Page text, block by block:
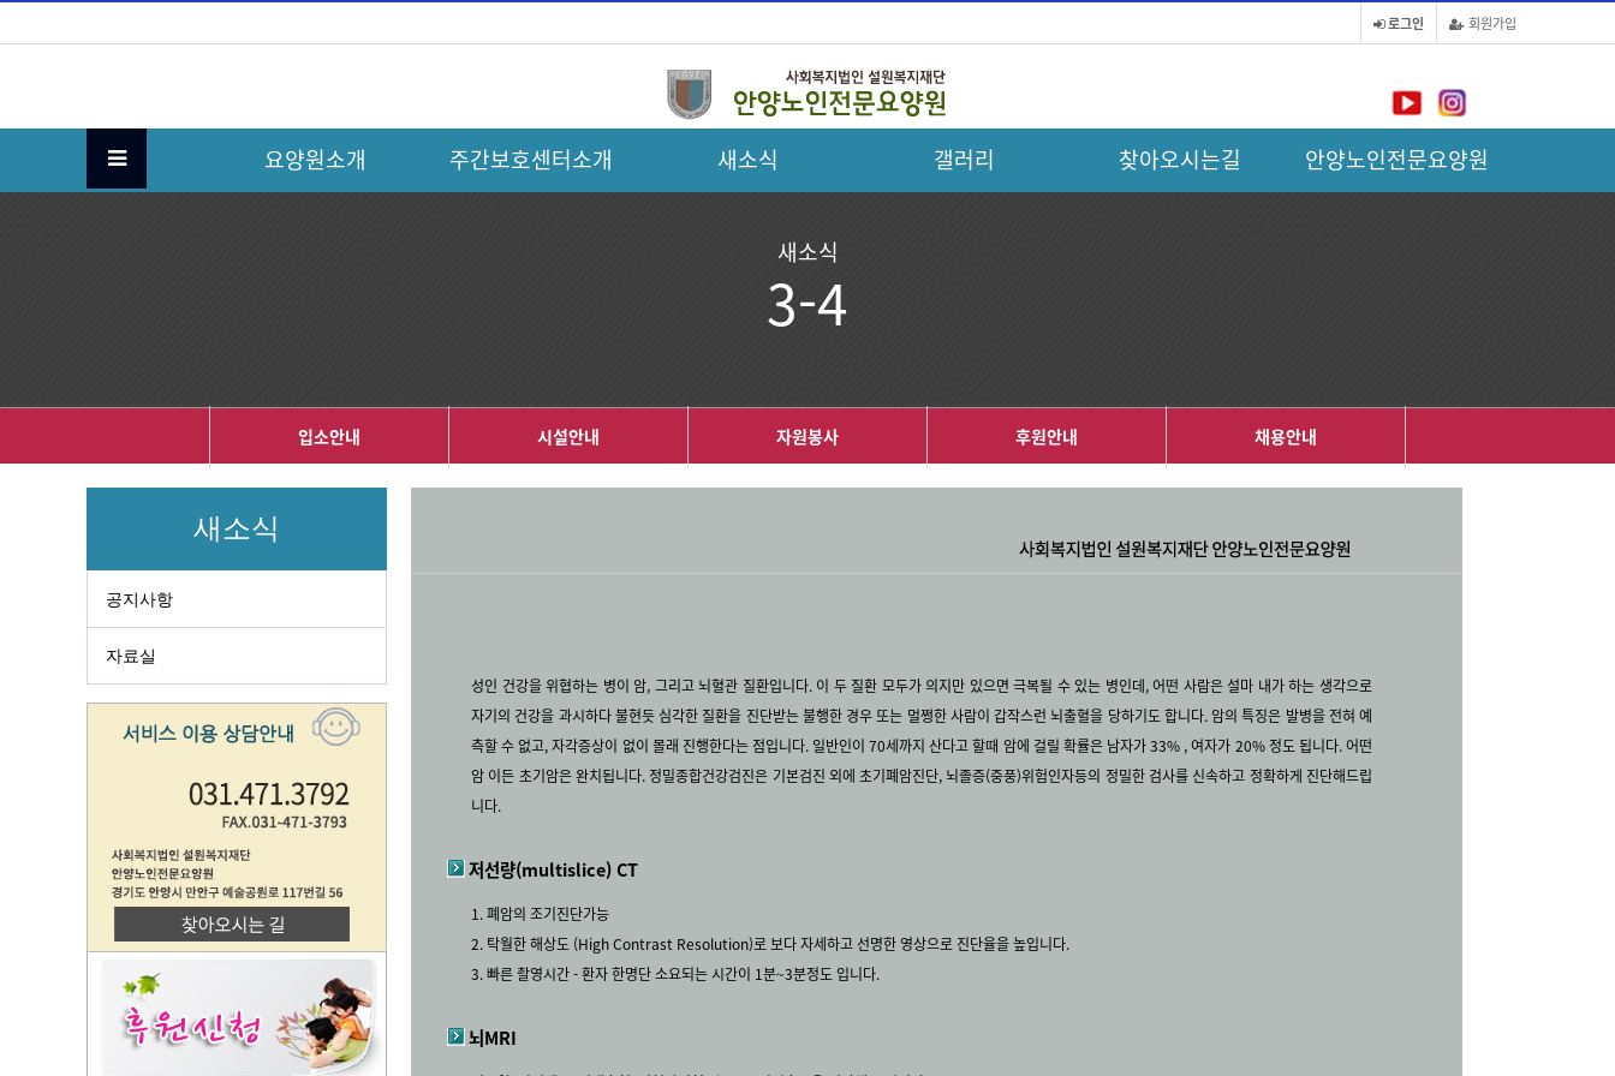
회원가입
로그인
요양원소개 주간보호센터소개 새소식 갤러리 찾아오시는길 안양노인전문요양원
새소식
3-4
입소안내 시설안내 자원봉사 후원안내 채용안내
새소식
공지사항
자료실
성인 건강을 위협하는 병이 암, 그리고 뇌혈관 질환입니다. 이 두 질환 모두가 의지만 있으면 극복될 수 있는 병인데, 어떤 사람은 설마 내가 하는 생각으로
자기의 건강을 과시하다 불현듯 심각한 질환을 진단받는 불행한 경우 또는 멀쩡한 사람이 갑작스런 뇌출혈을 당하기도 합니다. 암의 특징은 발병을 전혀 예
측할 수 없고, 자각증상이 없이 몰래 진행한다는 점입니다. 일반인이 70세까지 산다고 할때 암에 걸릴 확률은 남자가 33% , 여자가 20% 정도 됩니다. 어떤
암 이든 초기암은 완치됩니다. 정밀종합건강검진은 기본검진 외에 초기폐암진단, 뇌졸증(중풍)위험인자등의 정밀한 검사를 신속하고 정확하게 진단해드립
니다.
저선량(multislice) CT
1. 폐암의 조기진단가능
2. 탁월한 해상도 (High Contrast Resolution)로 보다 자세하고 선명한 영상으로 진단율을 높입니다.
3. 빠른 촬영시간 - 환자 한명단 소요되는 시간이 1분~3분정도 입니다.
뇌MRI